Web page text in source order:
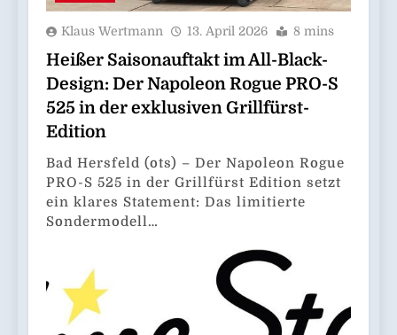
Klaus Wertmann 13. April 2026 8 mins
Heißer Saisonauftakt im All-Black-
Design: Der Napoleon Rogue PRO-S
525 in der exklusiven Grillfürst-
Edition
Bad Hersfeld (ots) – Der Napoleon Rogue
PRO-S 525 in der Grillfürst Edition setzt
ein klares Statement: Das limitierte
Sondermodell…